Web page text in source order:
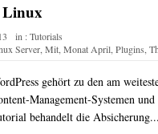
Linux
in :Tutorials
Server,Mit,Monat April,Plugins,
gehört zu den am
Management-Systemen
behandelt die Absicherung...